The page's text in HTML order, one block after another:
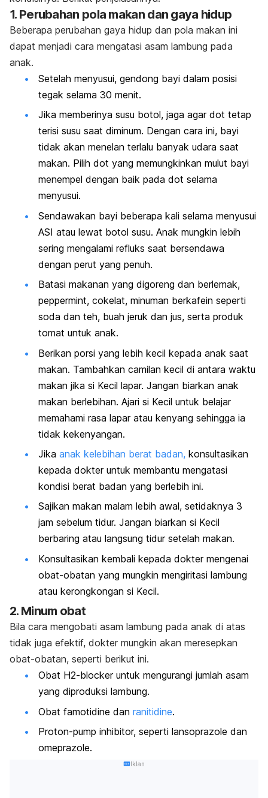
1. Perubahan pola makan dan gaya hidup
Beberapa perubahan gaya hidup dan pola makan ini
dapat menjadi cara mengatasi asam lambung pada
anak.
Setelah menyusui, gendong bayi dalam posisi
tegak selama 30 menit.
Jika memberinya susu botol, jaga agar dot tetap
terisi susu saat diminum. Dengan cara ini, bayi
tidak akan menelan terlalu banyak udara saat
makan. Pilih dot yang memungkinkan mulut bayi
menempel dengan baik pada dot selama
menyusui.
Sendawakan bayi beberapa kali selama menyusui
ASI atau lewat botol susu. Anak mungkin lebih
sering mengalami refluks saat bersendawa
dengan perut yang penuh.
Batasi makanan yang digoreng dan berlemak,
peppermint, cokelat, minuman berkafein seperti
soda dan teh, buah jeruk dan jus, serta produk
tomat untuk anak.
Berikan porsi yang lebih kecil kepada anak saat
makan. Tambahkan camilan kecil di antara waktu
makan jika si Kecil lapar. Jangan biarkan anak
makan berlebihan. Ajari si Kecil untuk belajar
memahami rasa lapar atau kenyang sehingga ia
tidak kekenyangan.
Jika anak kelebihan berat badan, konsultasikan
kepada dokter untuk membantu mengatasi
kondisi berat badan yang berlebih ini.
Sajikan makan malam lebih awal, setidaknya 3
jam sebelum tidur. Jangan biarkan si Kecil
berbaring atau langsung tidur setelah makan.
Konsultasikan kembali kepada dokter mengenai
obat-obatan yang mungkin mengiritasi lambung
atau kerongkongan si Kecil.
2. Minum obat
Bila cara mengobati asam lambung pada anak di atas
tidak juga efektif, dokter mungkin akan meresepkan
obat-obatan, seperti berikut ini.
Obat H2-blocker untuk mengurangi jumlah asam
yang diproduksi lambung.
Obat famotidine dan ranitidine.
Proton-pump inhibitor, seperti lansoprazole dan
omeprazole.
Iklan